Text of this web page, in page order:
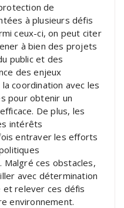
de
à plusieurs défis
ceux-ci, on peut citer
à bien des projets
public et des
des enjeux
coordination avec les
pour obtenir un
De plus, les
intérêts
entraver les efforts
Malgré ces obstacles,
avec détermination
relever ces défis
environnement.